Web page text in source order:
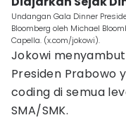
Undangan Gala Dinner
Bloomberg oleh Michael
Capella. (x.com/jokowi).
Jokowi
Presiden Prabowo
coding di semua
SMA/SMK.